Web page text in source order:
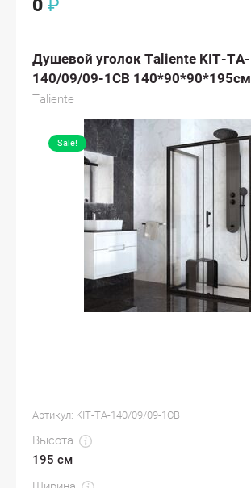
0 ₽
Душевой уголок Taliente KIT-TA-
140/09/09-1CB 140*90*90*195см
Taliente
Sale!
Артикул: KIT-TA-140/09/09-1CB
Высота
195 см